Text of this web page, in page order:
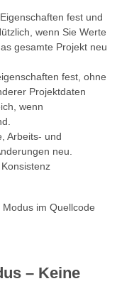
fest und
wenn Sie Werte
gesamte Projekt neu
fest, ohne
Projektdaten
wenn
Arbeits- und
neu.
im Quellcode
– Keine